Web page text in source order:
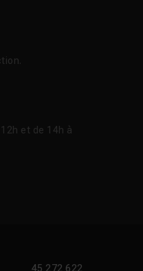
et de 14h à
45 272 622